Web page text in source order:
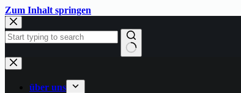
Zum Inhalt springen
springen
Keine
Ergebnisse
über uns